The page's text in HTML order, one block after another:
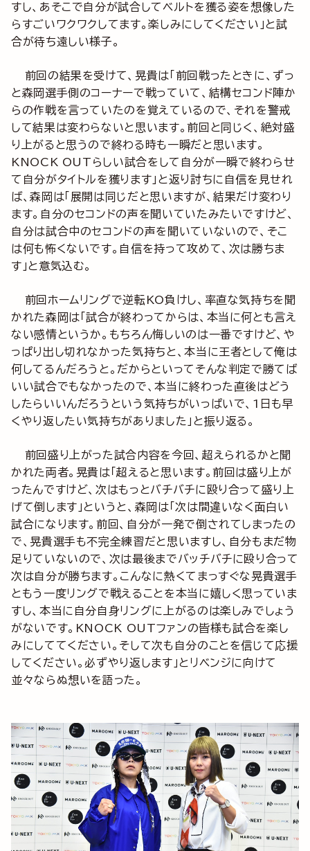
すし、あそこで自分が試合してベルトを獲る姿を想像した
らすごいワクワクしてます。楽しみにしてください」と試
合が待ち遠しい様子。
前回の結果を受けて、晃貴は「前回戦ったときに、ずっ
と森岡選手側のコーナーで戦っていて、結構セコンド陣か
らの作戦を言っていたのを覚えているので、それを警戒
して結果は変わらないと思います。前回と同じく、絶対盛
り上がると思うので終わる時も一瞬だと思います。
KNOCK OUTらしい試合をして自分が一瞬で終わらせ
て自分がタイトルを獲ります」と返り討ちに自信を見せれ
ば、森岡は「展開は同じだと思いますが、結果だけ変わり
ます。自分のセコンドの声を聞いていたみたいですけど、
自分は試合中のセコンドの声を聞いていないので、そこ
は何も怖くないです。自信を持って攻めて、次は勝ちま
す」と意気込む。
前回ホームリングで逆転KO負けし、率直な気持ちを聞
かれた森岡は「試合が終わってからは、本当に何とも言え
ない感情というか。もちろん悔しいのは一番ですけど、や
っぱり出し切れなかった気持ちと、本当に王者として俺は
何してるんだろうと。だからといってそんな判定で勝てば
いい試合でもなかったので、本当に終わった直後はどう
したらいいんだろうという気持ちがいっぱいで、1日も早
くやり返したい気持ちがありました」と振り返る。
前回盛り上がった試合内容を今回、超えられるかと聞
かれた両者。晃貴は「超えると思います。前回は盛り上が
ったんですけど、次はもっとバチバチに殴り合って盛り上
げて倒します」というと、森岡は「次は間違いなく面白い
試合になります。前回、自分が一発で倒されてしまったの
で、晃貴選手も不完全練習だと思いますし、自分もまだ物
足りていないので、次は最後までバッチバチに殴り合って
次は自分が勝ちます。こんなに熱くてまっすぐな晃貴選手
ともう一度リングで戦えることを本当に嬉しく思っていま
すし、本当に自分自身リングに上がるのは楽しみでしょう
がないです。KNOCK OUTファンの皆様も試合を楽し
みにしててください。そして次も自分のことを信じて応援
してください。必ずやり返します」とリベンジに向けて
並々ならぬ想いを語った。